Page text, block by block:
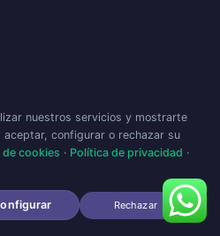
de privacidad
nuestros servicios y mostrarte
aceptar, configurar o rechazar su
de cookies · Política de privacidad ·
Rechazar